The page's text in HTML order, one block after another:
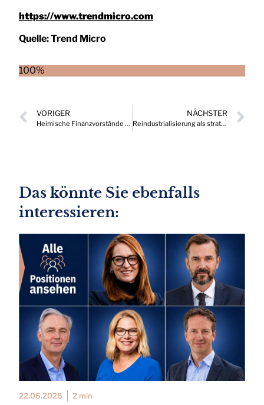
https://www.trendmicro.com
Quelle:Trend Micro
100%
VORIGER
Heimische Finanzvorstände beklagen gedämpfte Konjunkturaussichten
NÄCHSTER
Reindustrialisierung als strategischer Fokus westlicher Unternehmen
Das könnte Sie ebenfalls
interessieren:
22.06.2026 2 min